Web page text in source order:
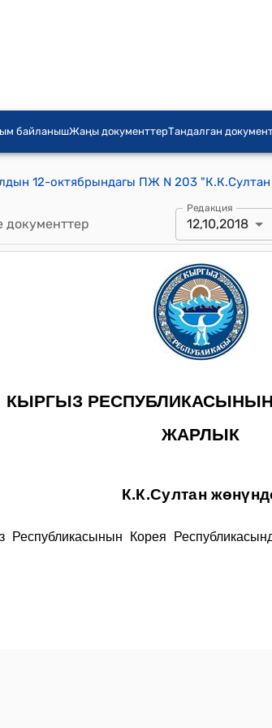
байланышЖаңы документтерТандалган
документтер
Редакция
12,10,2018